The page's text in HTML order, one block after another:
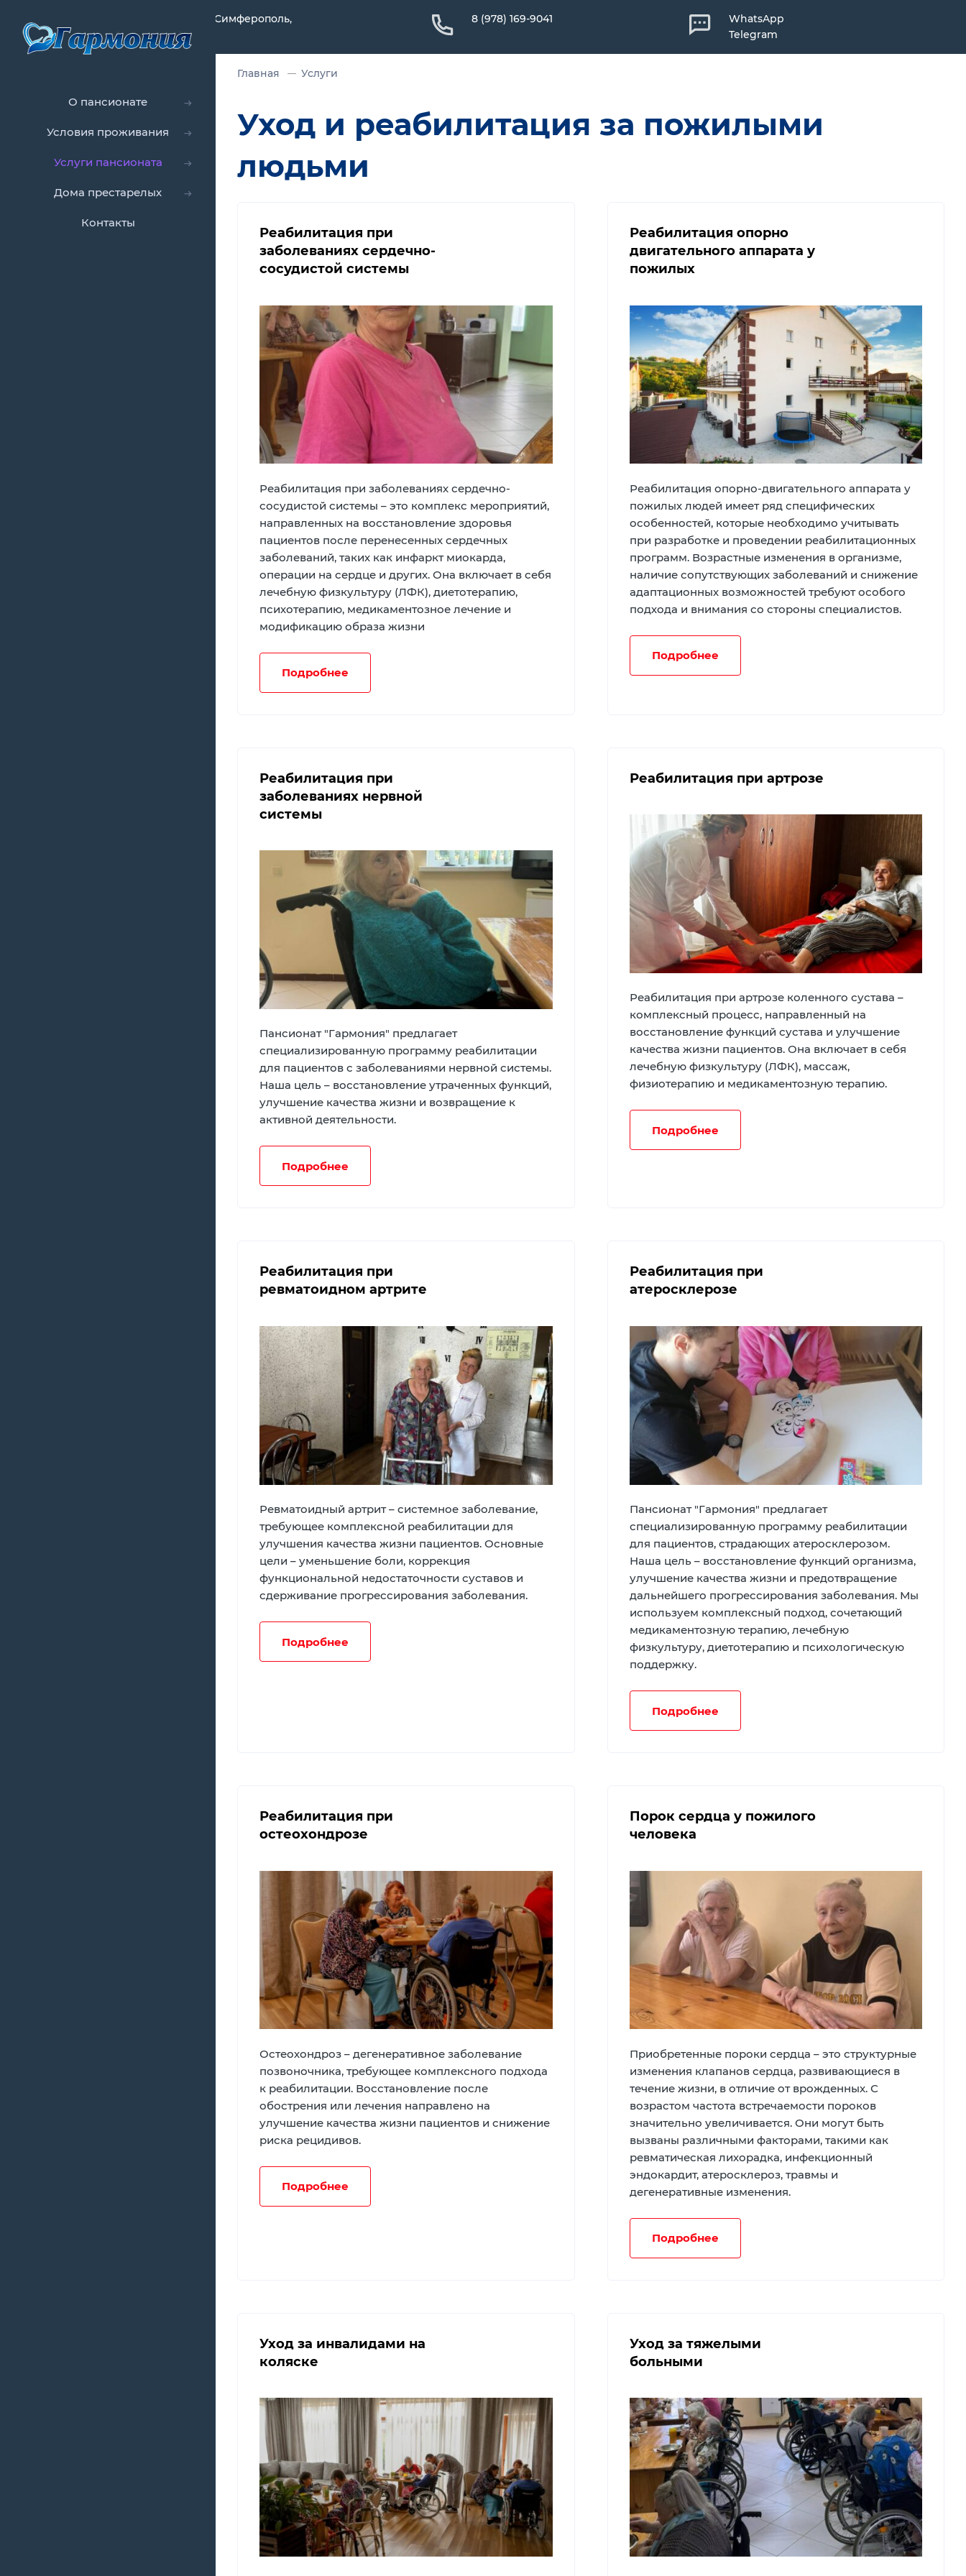
О пансионате
Условия проживания
Услуги пансионата
Дома престарелых
Контакты
Республика Крым, Симферополь, 8 (978) 169-9041
WhatsApp
Telegram
Главная Услуги
Уход и реабилитация за пожилыми
людьми
Реабилитация при
заболеваниях сердечно-
сосудистой системы
Реабилитация при заболеваниях сердечно-
сосудистой системы – это комплекс мероприятий,
направленных на восстановление здоровья
пациентов после перенесенных сердечных
заболеваний, таких как инфаркт миокарда,
операции на сердце и других. Она включает в себя
лечебную физкультуру (ЛФК), диетотерапию,
психотерапию, медикаментозное лечение и
модификацию образа жизни
Подробнее
Реабилитация опорно
двигательного аппарата у
пожилых
Реабилитация опорно-двигательного аппарата у
пожилых людей имеет ряд специфических
особенностей, которые необходимо учитывать
при разработке и проведении реабилитационных
программ. Возрастные изменения в организме,
наличие сопутствующих заболеваний и снижение
адаптационных возможностей требуют особого
подхода и внимания со стороны специалистов.
Подробнее
Реабилитация при
заболеваниях нервной
системы
Пансионат "Гармония" предлагает
специализированную программу реабилитации
для пациентов с заболеваниями нервной системы.
Наша цель – восстановление утраченных функций,
улучшение качества жизни и возвращение к
активной деятельности.
Подробнее
Реабилитация при артрозе
Реабилитация при артрозе коленного сустава –
комплексный процесс, направленный на
восстановление функций сустава и улучшение
качества жизни пациентов. Она включает в себя
лечебную физкультуру (ЛФК), массаж,
физиотерапию и медикаментозную терапию.
Подробнее
Реабилитация при
ревматоидном артрите
Ревматоидный артрит – системное заболевание,
требующее комплексной реабилитации для
улучшения качества жизни пациентов. Основные
цели – уменьшение боли, коррекция
функциональной недостаточности суставов и
сдерживание прогрессирования заболевания.
Подробнее
Реабилитация при
атеросклерозе
Пансионат "Гармония" предлагает
специализированную программу реабилитации
для пациентов, страдающих атеросклерозом.
Наша цель – восстановление функций организма,
улучшение качества жизни и предотвращение
дальнейшего прогрессирования заболевания. Мы
используем комплексный подход, сочетающий
медикаментозную терапию, лечебную
физкультуру, диетотерапию и психологическую
поддержку.
Подробнее
Реабилитация при
остеохондрозе
Остеохондроз – дегенеративное заболевание
позвоночника, требующее комплексного подхода
к реабилитации. Восстановление после
обострения или лечения направлено на
улучшение качества жизни пациентов и снижение
риска рецидивов.
Подробнее
Порок сердца у пожилого
человека
Приобретенные пороки сердца – это структурные
изменения клапанов сердца, развивающиеся в
течение жизни, в отличие от врожденных. С
возрастом частота встречаемости пороков
значительно увеличивается. Они могут быть
вызваны различными факторами, такими как
ревматическая лихорадка, инфекционный
эндокардит, атеросклероз, травмы и
дегенеративные изменения.
Подробнее
Уход за инвалидами на
коляске
Уход за тяжелыми
больными